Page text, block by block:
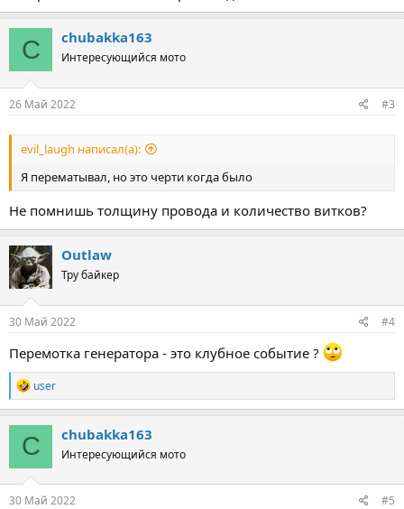
C chubakka163
Интересующийся мото
26 Май 2022 #3
evil_laugh написал(а):
Я перематывал, но это черти когда было
Не помнишь толщину провода и количество витков?
Outlaw
Тру байкер
30 Май 2022 #4
Перемотка генератора - это клубное событие ?
R
e
a
c
t
i
o
n
s
user
C chubakka163
Интересующийся мото
30 Май 2022 #5